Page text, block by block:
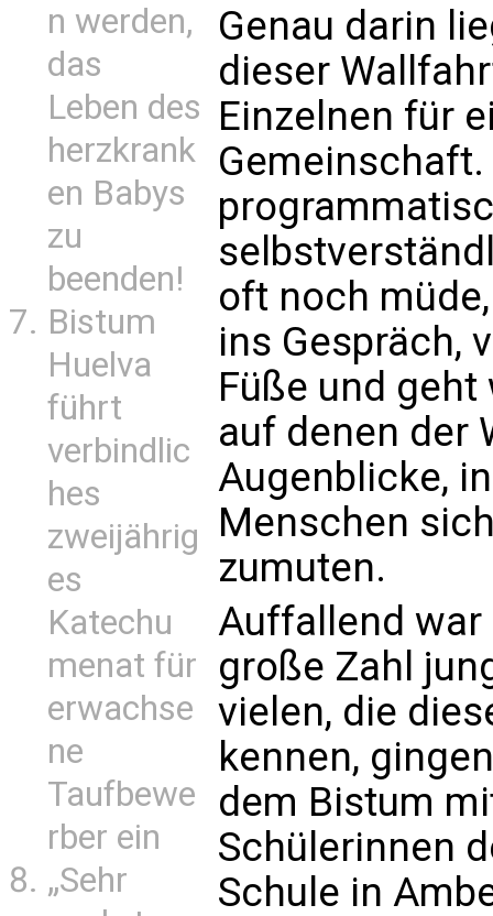
n werden,
das
Leben des
herzkrank
en Babys
zu
beenden!
Bistum
Huelva
führt
verbindlic
hes
zweijährig
es
Katechu
menat für
erwachse
ne
Taufbewe
rber ein
„Sehr
Genau darin
dieser
Einzelnen für
oft noch
ins Gespräch,
Füße und
auf denen der
Augenblicke,
Menschen
zumuten.
Auffallend war
große Zahl
vielen, die
kennen,
dem Bistum
Schülerinnen
Schule in